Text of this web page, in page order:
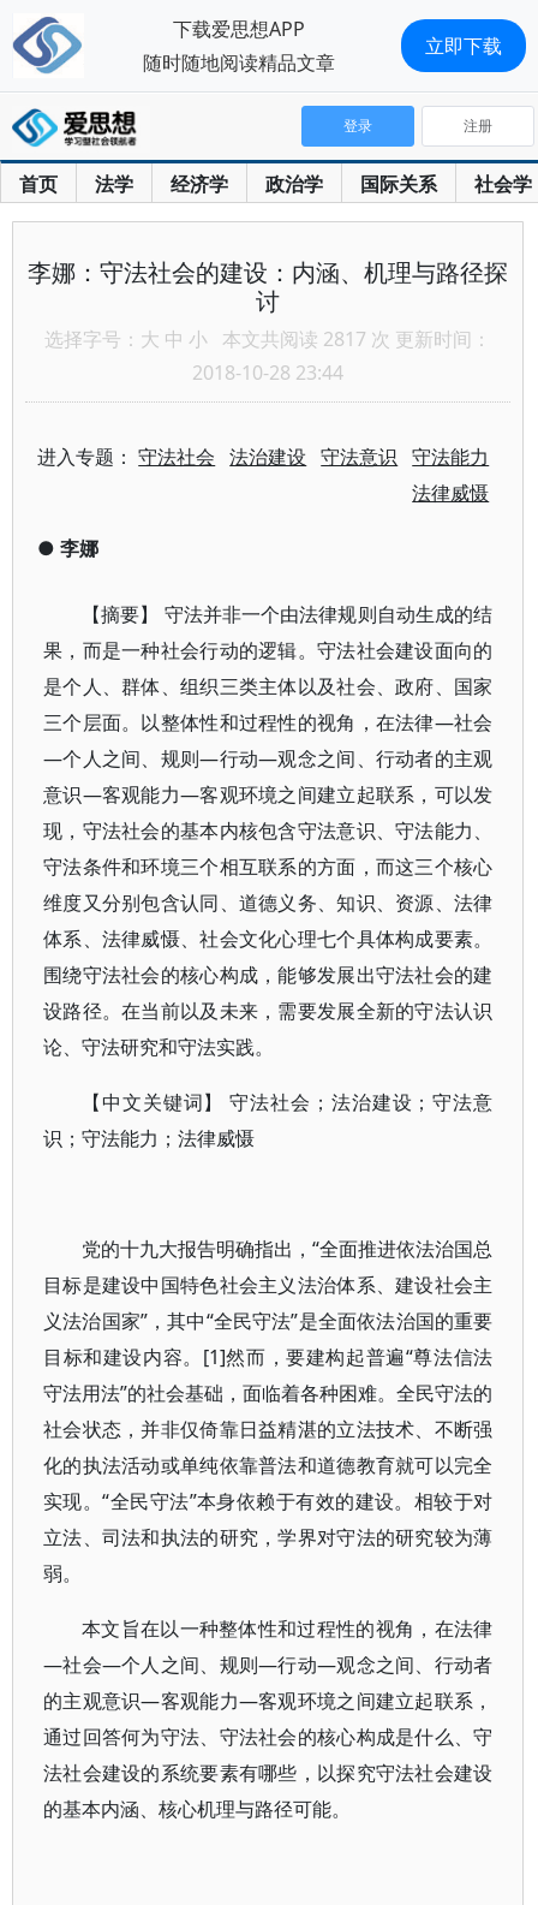
首页 法学 经济学 政治学 国际关系 社会学
登录 注册
李娜：守法社会的建设：内涵、机理与路径探
讨
选择字号： 大 中 小 本文共阅读 2817 次 更新时间：
2018-10-28 23:44
进入专题：守法社会 法治建设 守法意识
守法能力
法律威慑
● 李娜
【摘要】 守法并非一个由法律规则自动生成的结
果，而是一种社会行动的逻辑。守法社会建设面向的
是个人、群体、组织三类主体以及社会、政府、国家
三个层面。以整体性和过程性的视角，在法律—社会
—个人之间、规则—行动—观念之间、行动者的主观
意识—客观能力—客观环境之间建立起联系，可以发
现，守法社会的基本内核包含守法意识、守法能力、
守法条件和环境三个相互联系的方面，而这三个核心
维度又分别包含认同、道德义务、知识、资源、法律
体系、法律威慑、社会文化心理七个具体构成要素。
围绕守法社会的核心构成，能够发展出守法社会的建
设路径。在当前以及未来，需要发展全新的守法认识
论、守法研究和守法实践。
【中文关键词】 守法社会；法治建设；守法意
识；守法能力；法律威慑
党的十九大报告明确指出，“全面推进依法治国总
目标是建设中国特色社会主义法治体系、建设社会主
义法治国家”，其中“全民守法”是全面依法治国的重要
目标和建设内容。[1]然而，要建构起普遍“尊法信法
守法用法”的社会基础，面临着各种困难。全民守法的
社会状态，并非仅倚靠日益精湛的立法技术、不断强
化的执法活动或单纯依靠普法和道德教育就可以完全
实现。“全民守法”本身依赖于有效的建设。相较于对
立法、司法和执法的研究，学界对守法的研究较为薄
弱。
本文旨在以一种整体性和过程性的视角，在法律
—社会—个人之间、规则—行动—观念之间、行动者
的主观意识—客观能力—客观环境之间建立起联系，
通过回答何为守法、守法社会的核心构成是什么、守
法社会建设的系统要素有哪些，以探究守法社会建设
的基本内涵、核心机理与路径可能。
下载爱思想APP
随时随地阅读精品文章
立即下载